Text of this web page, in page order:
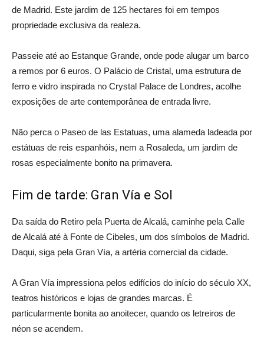
de Madrid. Este jardim de 125 hectares foi em tempos
propriedade exclusiva da realeza.
Passeie até ao Estanque Grande, onde pode alugar um barco
a remos por 6 euros. O Palácio de Cristal, uma estrutura de
ferro e vidro inspirada no Crystal Palace de Londres, acolhe
exposições de arte contemporânea de entrada livre.
Não perca o Paseo de las Estatuas, uma alameda ladeada por
estátuas de reis espanhóis, nem a Rosaleda, um jardim de
rosas especialmente bonito na primavera.
Fim de tarde: Gran Vía e Sol
Da saída do Retiro pela Puerta de Alcalá, caminhe pela Calle
de Alcalá até à Fonte de Cibeles, um dos símbolos de Madrid.
Daqui, siga pela Gran Vía, a artéria comercial da cidade.
A Gran Vía impressiona pelos edifícios do início do século XX,
teatros históricos e lojas de grandes marcas. É
particularmente bonita ao anoitecer, quando os letreiros de
néon se acendem.